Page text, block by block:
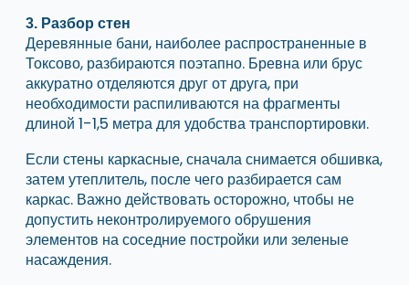
3. Разбор стен
Деревянные бани, наиболее распространенные в
Токсово, разбираются поэтапно. Бревна или брус
аккуратно отделяются друг от друга, при
необходимости распиливаются на фрагменты
длиной 1-1,5 метра для удобства транспортировки.
Если стены каркасные, сначала снимается обшивка,
затем утеплитель, после чего разбирается сам
каркас. Важно действовать осторожно, чтобы не
допустить неконтролируемого обрушения
элементов на соседние постройки или зеленые
насаждения.